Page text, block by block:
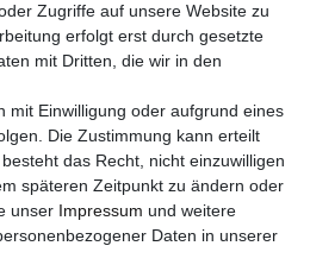
Zugriffe auf unsere Website zu
erfolgt erst durch gesetzte
mit Dritten, die wir in den
mit Einwilligung oder aufgrund eines
Die Zustimmung kann erteilt
das Recht, nicht einzuwilligen
späteren Zeitpunkt zu ändern oder
unser Impressum und weitere
Daten in unserer